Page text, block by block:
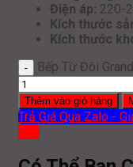
Điện áp: 220-
Kích thước
Kích thước
Bếp Từ Đôi
Thêm vào giỏ hàng
Trả Giá Qua Zalo -
012